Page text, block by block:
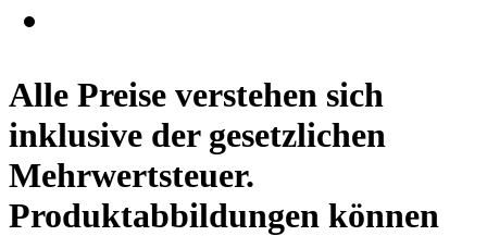
Alle Preise verstehen sich
inklusive der gesetzlichen
Mehrwertsteuer.
Produktabbildungen können